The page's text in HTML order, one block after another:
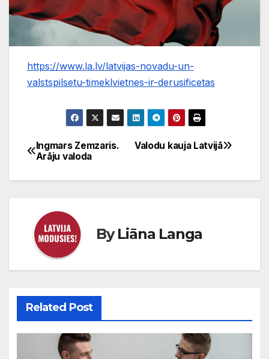
https://www.la.lv/latvijas-novadu-un-
valstspilsetu-timeklvietnes-ir-derusificetas
Ziņu
izvēlne
Valodu kauja Latvijā
Ingmars Zemzaris.
Arāju valoda
ByLiāna Langa
Related Post